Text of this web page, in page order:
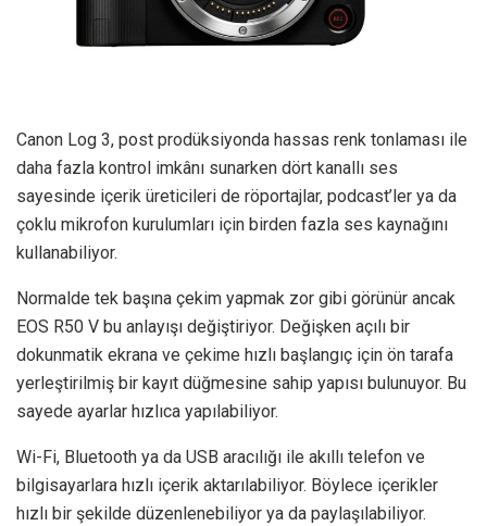
Canon Log 3, post prodüksiyonda hassas renk tonlaması ile
daha fazla kontrol imkânı sunarken dört kanallı ses
sayesinde içerik üreticileri de röportajlar, podcast’ler ya da
çoklu mikrofon kurulumları için birden fazla ses kaynağını
kullanabiliyor.
Normalde tek başına çekim yapmak zor gibi görünür ancak
EOS R50 V bu anlayışı değiştiriyor. Değişken açılı bir
dokunmatik ekrana ve çekime hızlı başlangıç için ön tarafa
yerleştirilmiş bir kayıt düğmesine sahip yapısı bulunuyor. Bu
sayede ayarlar hızlıca yapılabiliyor.
Wi-Fi, Bluetooth ya da USB aracılığı ile akıllı telefon ve
bilgisayarlara hızlı içerik aktarılabiliyor. Böylece içerikler
hızlı bir şekilde düzenlenebiliyor ya da paylaşılabiliyor.